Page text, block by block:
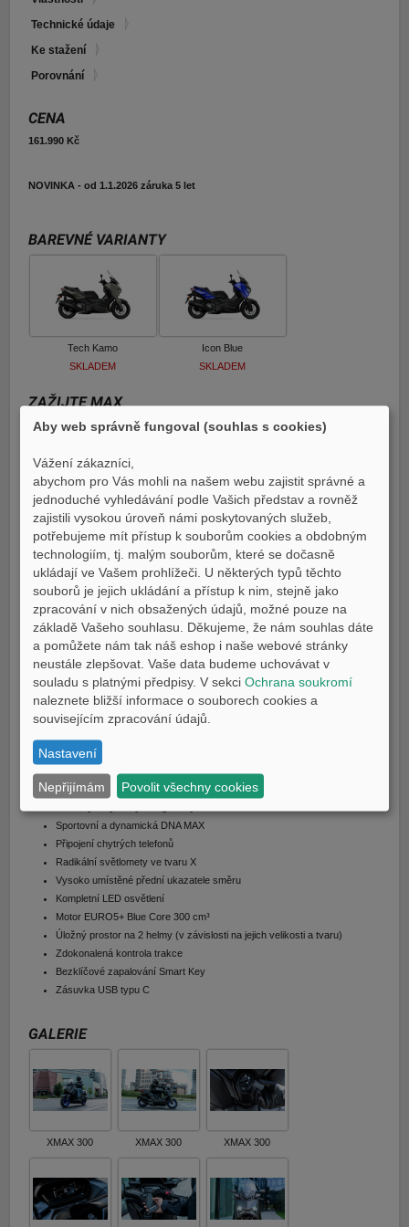
BAREVNÉ VARIANTY
Tech Kamo
SKLADEM
Icon Blue
SKLADEM
ZAŽIJTE MAX
Projeďte se na XMAX 300 a brzy pochopíte, proč se jedná o jeden z
plně s využitím LED dokazují, že tento vysoce kvalitní stroj je postaven na
základě čisté DNA řady MAX. Nasedněte a vychutnejte si vynikající jízdní
komfort – a pociťte kultivované zrychlení výkonného motoru EURO5+. Zažijte
MAX!
XMAX 300 je plně vybaven nejnovějšími technologiemi, které jsou navrženy tak,
aby vám poskytly maximální zážitek z jízdy. Integrovaný 4,3palcový LCD
displej zobrazuje upozornění na textové zprávy, hovory a e-maily a kontrola
trakce a ABS poskytují větší jistotu při jízdě. Pod sedlem je prostor pro dvě
přilby* a praktická zásuvka USB typu C. (*Závisí na jejich velikosti a tvaru.)
XMAX 300 je mnohem více než jenom nejlepší sportovní skútr Yamaha.
Protože každý detail tohoto výjimečně stylového modelu byl navržen a
zkonstruován tak, aby vám poskytl ještě příjemnější zážitek z jízdy – ať už
dojíždíte do města, nebo se vydáváte na návštěvu přátel a rodiny. Přejděte na
MAX hned teď – a pociťujte výhody každý den!
DETAILY:
Sportovní a dynamická DNA MAX
Připojení chytrých telefonů
Radikální světlomety ve tvaru X
Vysoko umístěné přední ukazatele směru
Kompletní LED osvětlení
Motor EURO5+ Blue Core 300 cm³
Úložný prostor na 2 helmy (v závislosti na jejich velikosti a tvaru)
Zdokonalená kontrola trakce
Bezklíčové zapalování Smart Key
Zásuvka USB typu C
GALERIE
XMAX 300 XMAX 300 XMAX 300
Technické údaje
Ke stažení
Porovnání
CENA
161.990 Kč
NOVINKA - od 1.1.2026 záruka 5 let
Aby web správně fungoval (souhlas s cookies)
Vážení zákazníci,
abychom pro Vás mohli na našem webu zajistit správné a
jednoduché vyhledávání podle Vašich představ a rovněž
zajistili vysokou úroveň námi poskytovaných služeb,
potřebujeme mít přístup k souborům cookies a obdobným
technologiím, tj. malým souborům, které se dočasně
ukládají ve Vašem prohlížeči. U některých typů těchto
souborů je jejich ukládání a přístup k nim, stejně jako
zpracování v nich obsažených údajů, možné pouze na
základě Vašeho souhlasu. Děkujeme, že nám souhlas dáte
a pomůžete nám tak náš eshop i naše webové stránky
neustále zlepšovat. Vaše data budeme uchovávat v
souladu s platnými předpisy. V sekciOchrana soukromí
naleznete bližší informace o souborech cookies a
souvisejícím zpracování údajů.
Nastavení
Nepřijímám Povolit všechny cookies